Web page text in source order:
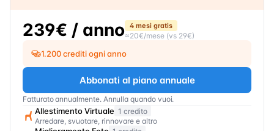
239€ / anno 4 mesi gratis
≈20€/mese (vs 29€)
1.200 crediti ogni anno
Abbonati al piano annuale
Fatturato annualmente. Annulla quando vuoi.
Allestimento Virtuale 1 credito
Arredare, svuotare, rinnovare e altro